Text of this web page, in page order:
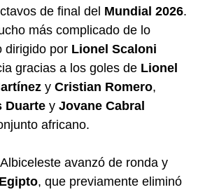
de final del Mundial 2026.
más complicado de lo
dirigido por Lionel Scaloni
gracias a los goles de Lionel
y Cristian Romero,
Duarte y Jovane Cabral
africano.
avanzó de ronda y
Egipto, que previamente eliminó